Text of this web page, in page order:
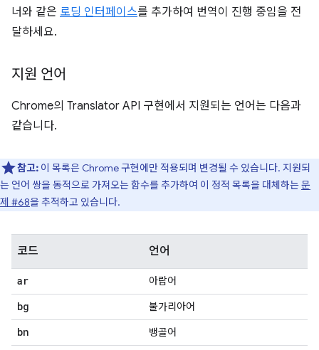
너와 같은 로딩 인터페이스를 추가하여 번역이 진행 중임을 전
달하세요.
지원 언어
Chrome의 Translator API 구현에서 지원되는 언어는 다음과
같습니다.
참고: 이 목록은 Chrome 구현에만 적용되며 변경될 수 있습니다. 지원되
는 언어 쌍을 동적으로 가져오는 함수를 추가하여 이 정적 목록을 대체하는문
제 #68을 추적하고 있습니다.
코드 언어
ar 아랍어
bg 불가리아어
bn 뱅골어